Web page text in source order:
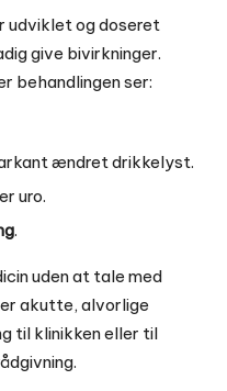
udviklet og doseret
give bivirkninger.
behandlingen ser:
ændret drikkelyst.
uro.
.
uden at tale med
akutte, alvorlige
til klinikken eller til